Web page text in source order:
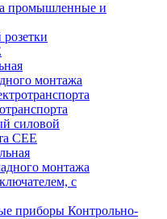
промышленные и
монтажа
силовой
CEE
монтажа
с
Контрольно-